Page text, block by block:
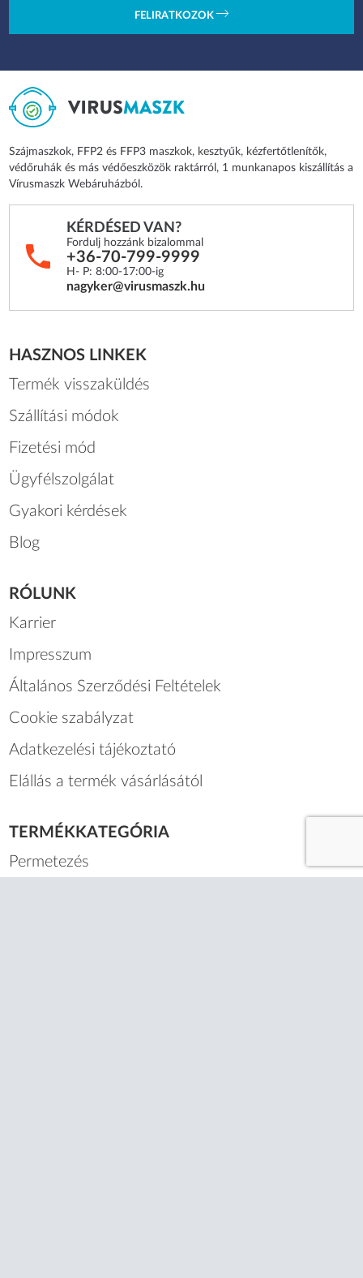
FELIRATKOZOK
Szájmaszkok, FFP2 és FFP3 maszkok, kesztyűk, kézfertőtlenítők,
védőruhák és más védőeszközök raktárról, 1 munkanapos kiszállítás a
Vírusmaszk Webáruházból.
KÉRDÉSED VAN?
Fordulj hozzánk bizalommal
+36-70-799-9999
H- P: 8:00-17:00-ig
nagyker@virusmaszk.hu
HASZNOS LINKEK
Termék visszaküldés
Szállítási módok
Fizetési mód
Ügyfélszolgálat
Gyakori kérdések
Blog
RÓLUNK
Karrier
Impresszum
Általános Szerződési Feltételek
Cookie szabályzat
Adatkezelési tájékoztató
Elállás a termék vásárlásától
TERMÉKKATEGÓRIA
Permetezés